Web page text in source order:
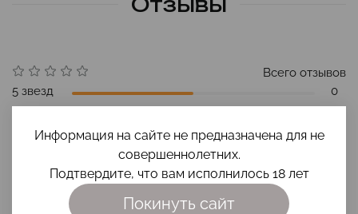
Всего отзывов
5 звезд
0
3 звезды
2 звезды
Информация на сайте не предназначена для не
совершеннолетних.
Подтвердите, что вам исполнилось 18 лет
Покинуть сайт